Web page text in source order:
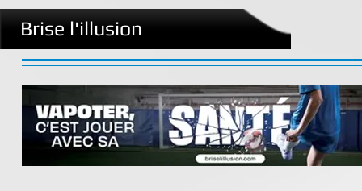
Brise l'illusion